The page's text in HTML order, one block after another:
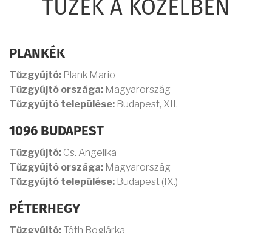
TÜZEK A KÖZELBEN
PLANKÉK
Tűzgyújtó: Plank Mario
Tűzgyújtó országa: Magyarország
Tűzgyújtó települése: Budapest, XII.
1096 BUDAPEST
Tűzgyújtó: Cs. Angelika
Tűzgyújtó országa: Magyarország
Tűzgyújtó települése: Budapest (IX.)
PÉTERHEGY
Tűzgyújtó: Tóth Boglárka